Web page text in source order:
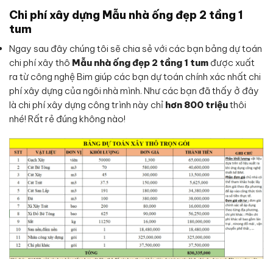
Chi phí xây dựng Mẫu nhà ống đẹp 2 tầng 1
tum
Ngay sau đây chúng tôi sẽ chia sẻ với các bạn bảng dự toán
chi phí xây thô Mẫu nhà ống đẹp 2 tầng 1 tum được xuất
ra từ công nghệ Bim giúp các bạn dự toán chính xác nhất chi
phí xây dựng của ngôi nhà mình. Như các bạn đã thấy ở đây
là chi phí xây dựng công trình này chỉ hơn 800 triệuthôi
nhé! Rất rẻ đúng không nào!